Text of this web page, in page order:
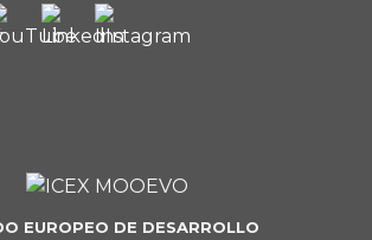
EUROPEO DE DESARROLLO